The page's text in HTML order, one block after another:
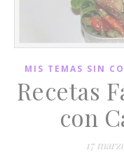
MIS TEMAS SIN
Recetas
con
17